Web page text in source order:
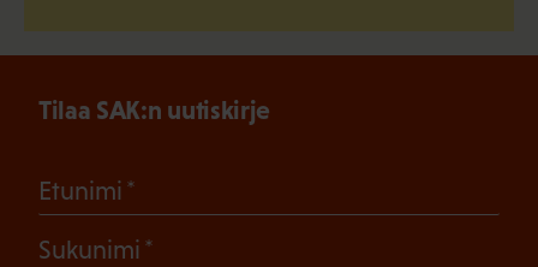
Tilaa SAK:n uutiskirje
Etunimi
Sukunimi